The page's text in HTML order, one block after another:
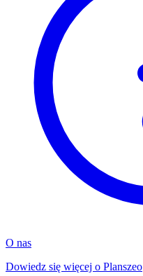
O nas
Dowiedz się więcej o Planszeo